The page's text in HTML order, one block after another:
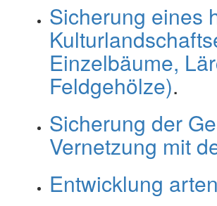
Sicherung eines
Einzelbäume,
Feldgehölze).
Sicherung der
Vernetzung mit
Entwicklung